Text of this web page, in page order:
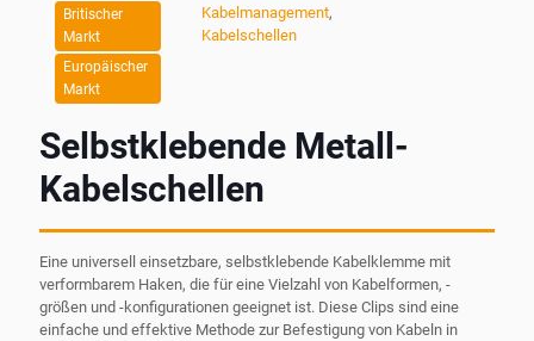
Britischer
Markt
Europäischer
Markt
Kabelmanagement,
Kabelschellen
Selbstklebende Metall-
Kabelschellen
Eine universell einsetzbare, selbstklebende Kabelklemme mit
verformbarem Haken, die für eine Vielzahl von Kabelformen, -
größen und -konfigurationen geeignet ist. Diese Clips sind eine
einfache und effektive Methode zur Befestigung von Kabeln in